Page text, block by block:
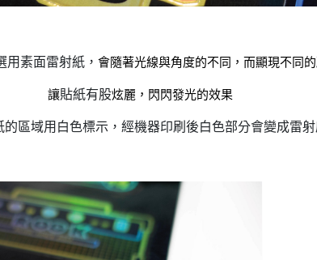
用素面雷射紙， 會隨著光線與角度的不同，而顯現不同
讓貼紙有股炫麗，閃閃發光的效果
區域用白色標示，經機器印刷後白色部分會變成雷